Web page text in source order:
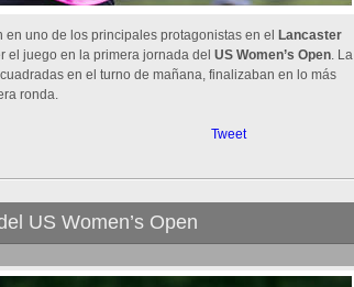
uno de los principales protagonistas en el
Lancaster
el juego en la primera jornada del US Women’s Open. La
en el turno de mañana, finalizaban en lo más
ronda.
Tweet
US Women’s Open